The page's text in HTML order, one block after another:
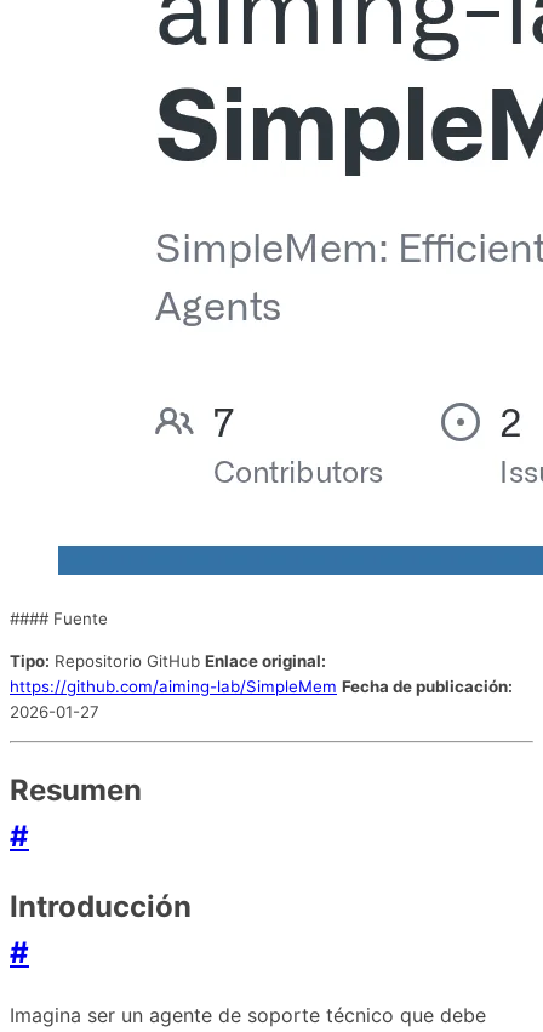
#### Fuente
Tipo: Repositorio GitHub Enlace original:
https://github.com/aiming-lab/SimpleMem Fecha de publicación:
2026-01-27
Resumen
#
Introducción
#
Imagina ser un agente de soporte técnico que debe